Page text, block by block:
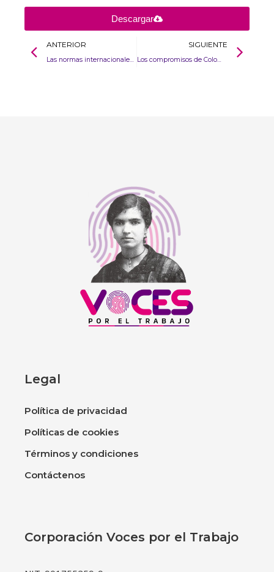
Descargar
ANTERIOR
Las normas internacionales del trabajo. Un enfoque global
SIGUIENTE
Los compromisos de Colombia frente a los migrantes venezolanos en virtud del Derecho Internacional de los Refugiados
Legal
Política de privacidad
Políticas de cookies
Términos y condiciones
Contáctenos
Corporación Voces por el Trabajo